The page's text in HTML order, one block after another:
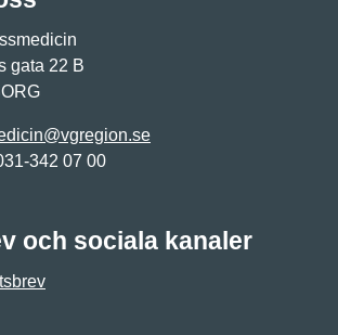
gata 22 B
342 07 00
och sociala kanaler